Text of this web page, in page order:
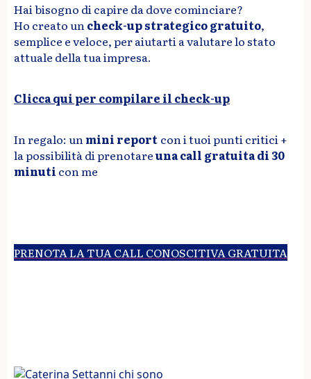
Hai bisogno di capire da dove cominciare?
Ho creato uncheck-up strategico gratuito,
semplice e veloce, per aiutarti a valutare lo stato
attuale della tua impresa.
Clicca qui per compilare il check-up
In regalo: unmini report con i tuoi punti critici +
la possibilità di prenotareuna call gratuitadi 30
minuti con me
PRENOTA LA TUA CALL CONOSCITIVA GRATUITA